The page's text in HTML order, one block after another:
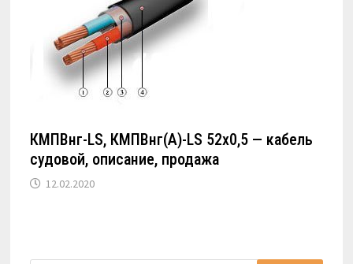
КМПВнг-LS, КМПВнг(А)-LS 52х0,5 — кабель
судовой, описание, продажа
12.02.2020